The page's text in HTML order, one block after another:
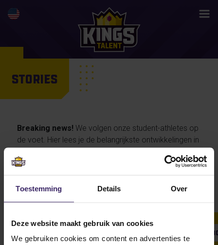
Toestemming Details Over
Deze website maakt gebruik van cookies
We gebruiken cookies om content en advertenties te
STORIES
Breaking news! We volgen onze student-athletes op
de voet. Hier lees je de belangrijkste ontwikkelingen in
persoonlijke verhalen van onze talenten… en straks